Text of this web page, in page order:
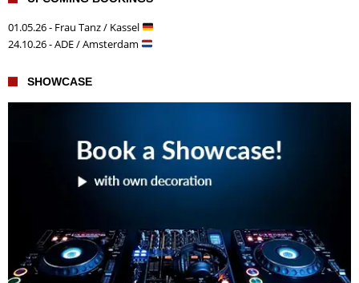
01.05.26 - Frau Tanz / Kassel
24.10.26 - ADE / Amsterdam
SHOWCASE